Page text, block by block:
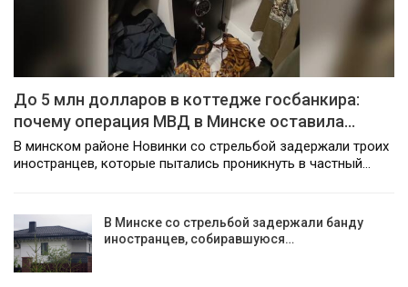
До 5 млн долларов в коттедже госбанкира:
почему операция МВД в Минске оставила…
В минском районе Новинки со стрельбой задержали троих
иностранцев, которые пытались проникнуть в частный…
В Минске со стрельбой задержали банду
иностранцев, собиравшуюся…